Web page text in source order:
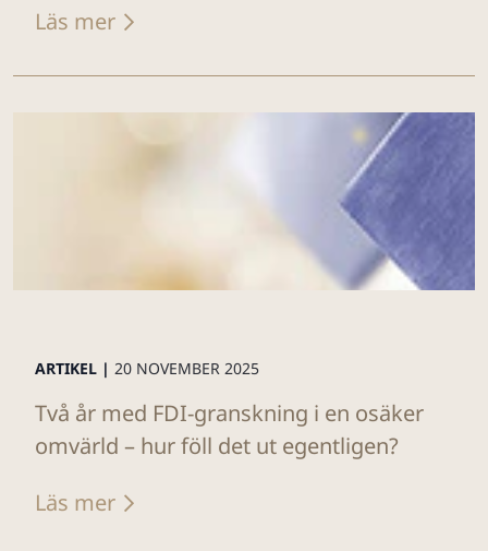
Läs mer
ARTIKEL | 20 NOVEMBER 2025
Två år med FDI-granskning i en osäker
omvärld – hur föll det ut egentligen?
Läs mer